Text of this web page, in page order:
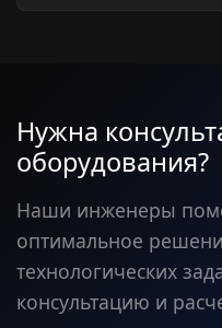
Нужна
оборудования?
Наши инженеры
оптимальное
технологических
консультацию и